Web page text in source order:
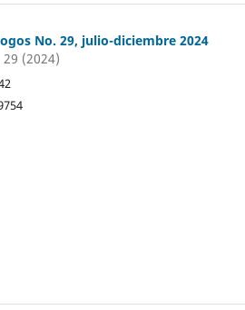
No. 29, julio-diciembre 2024
(2024)